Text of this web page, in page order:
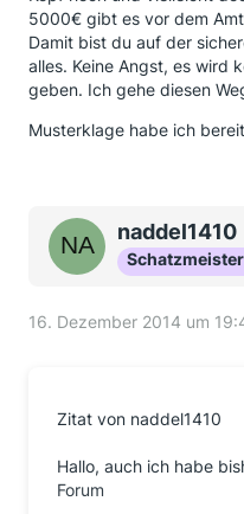
5000€ gibt es vor dem
Damit bist du auf der
alles. Keine Angst, es wird
geben. Ich gehe diesen
Musterklage habe ich
naddel1410
16. Dezember 2014 um
Zitat von naddel1410
Hallo, auch ich habe
Forum